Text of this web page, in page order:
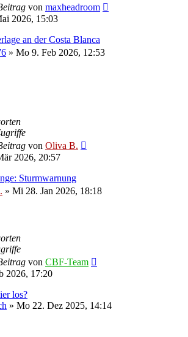
von maxheadroom
2026, 15:03
an der Costa Blanca
» Mo 9. Feb 2026, 12:53
von Oliva B.
2026, 20:57
Sturmwarnung
» Mi 28. Jan 2026, 18:18
von CBF-Team
2026, 17:20
los?
» Mo 22. Dez 2025, 14:14